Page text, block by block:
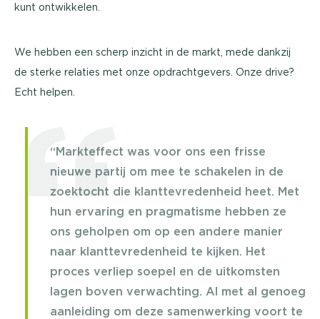
kunt ontwikkelen.
We hebben een scherp inzicht in de markt, mede dankzij
de sterke relaties met onze opdrachtgevers. Onze drive?
Echt helpen.
“Markteffect was voor ons een frisse
nieuwe partij om mee te schakelen in de
zoektocht die klanttevredenheid heet. Met
hun ervaring en pragmatisme hebben ze
ons geholpen om op een andere manier
naar klanttevredenheid te kijken. Het
proces verliep soepel en de uitkomsten
lagen boven verwachting. Al met al genoeg
aanleiding om deze samenwerking voort te